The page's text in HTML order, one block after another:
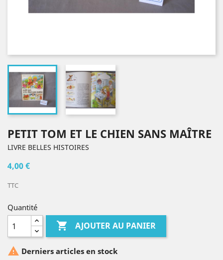
PETIT TOM ET LE CHIEN SANS MAÎTRE
LIVRE BELLES HISTOIRES
4,00 €
TTC
Quantité
 AJOUTER AU PANIER
 Derniers articles en stock